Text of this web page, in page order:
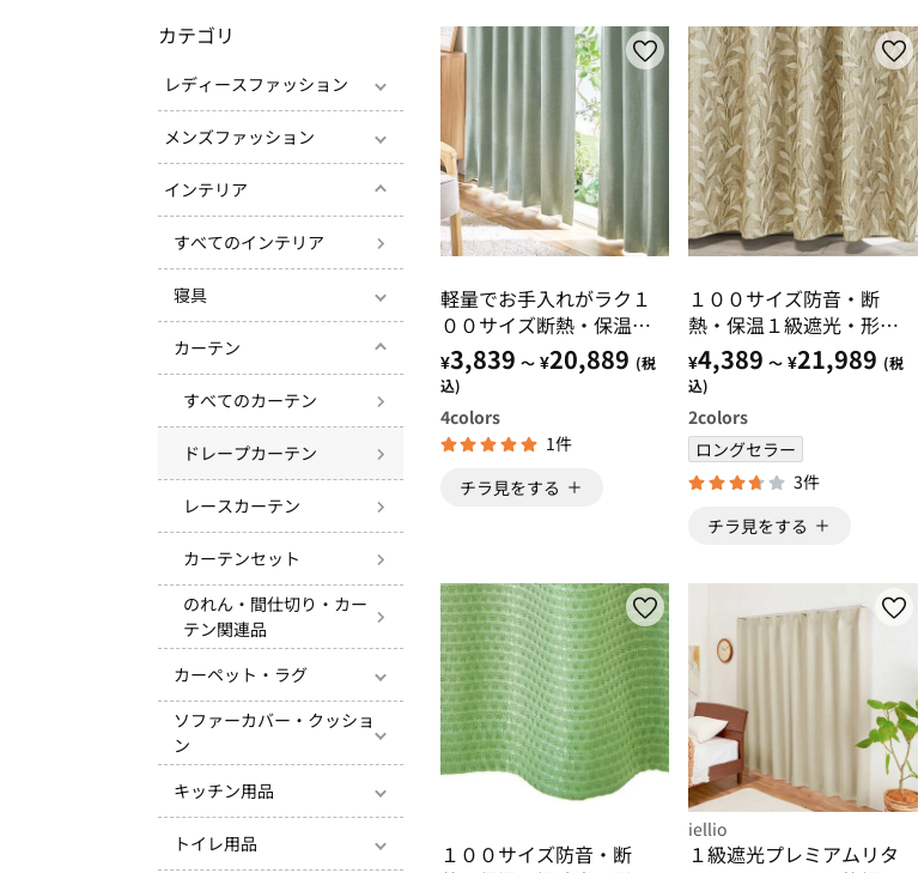
カテゴリ
レディースファッション
メンズファッション
インテリア
すべてのインテリア
寝具
カーテン
すべてのカーテン
ドレープカーテン
レースカーテン
カーテンセット
のれん・間仕切り・カー
テン関連品
カーペット・ラグ
ソファーカバー・クッショ
ン
キッチン用品
トイレ用品
軽量でお手入れがラク１
００サイズ断熱・保温・
遮光１００％カーテン
¥3,839 ～ ¥20,889 (税
込)
4colors
1件
チラ見をする
１００サイズ防音・断
熱・保温１級遮光・形状
記憶付カーテン リーフ
ブラウン・リーフブルー
グレー
¥4,389 ～ ¥21,989 (税
込)
2colors
ロングセラー
3件
チラ見をする
１００サイズ防音・断
iellio
１級遮光プレミアムリタ